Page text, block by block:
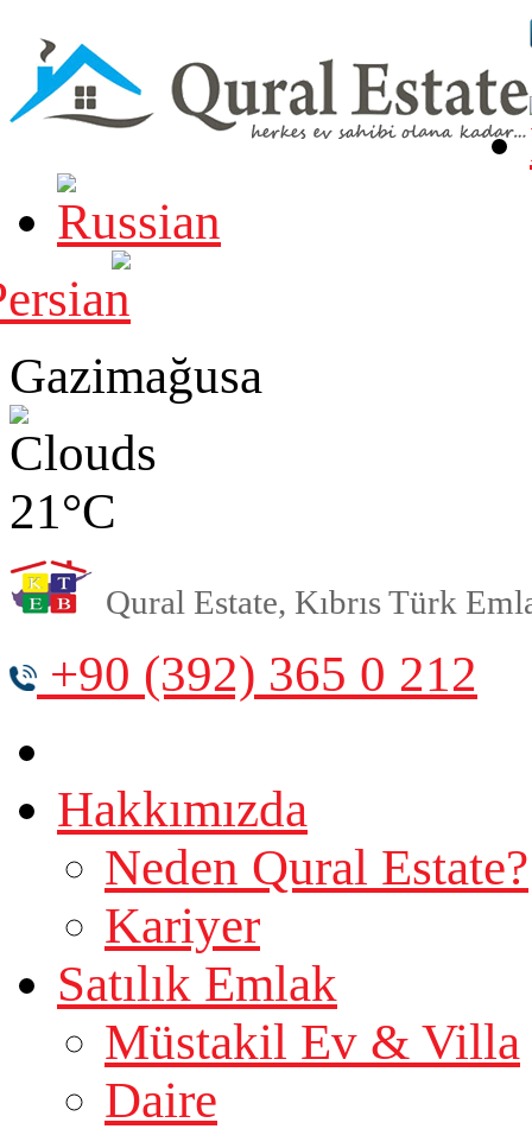
Gazimağusa
21°C
Qural Estate, Kıbrıs Türk
+90 (392) 365 0 212
Hakkımızda
Neden Qural Estate?
Kariyer
Satılık Emlak
Müstakil Ev & Villa
Daire